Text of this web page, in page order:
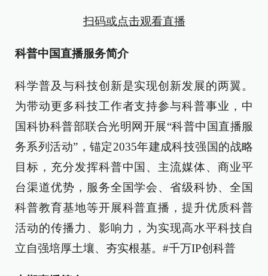
扫码或点击观看直播
科普中国直播服务简介
科学普及与科技创新是实现创新发展的两翼。
为带动更多科技工作者支持参与科普事业，中
国科协科普部联合光明网开展“科普中国直播服
务系列活动”，锚定2035年建成科技强国的战略
目标，充分发挥科普中国、主流媒体、商业平
台渠道优势，服务全国学会、省级科协、全国
科普教育基地等开展科普直播，提升优质科普
活动的传播力、影响力，为实现高水平科技自
立自强培厚土壤、夯实根基。#千万IP创科普